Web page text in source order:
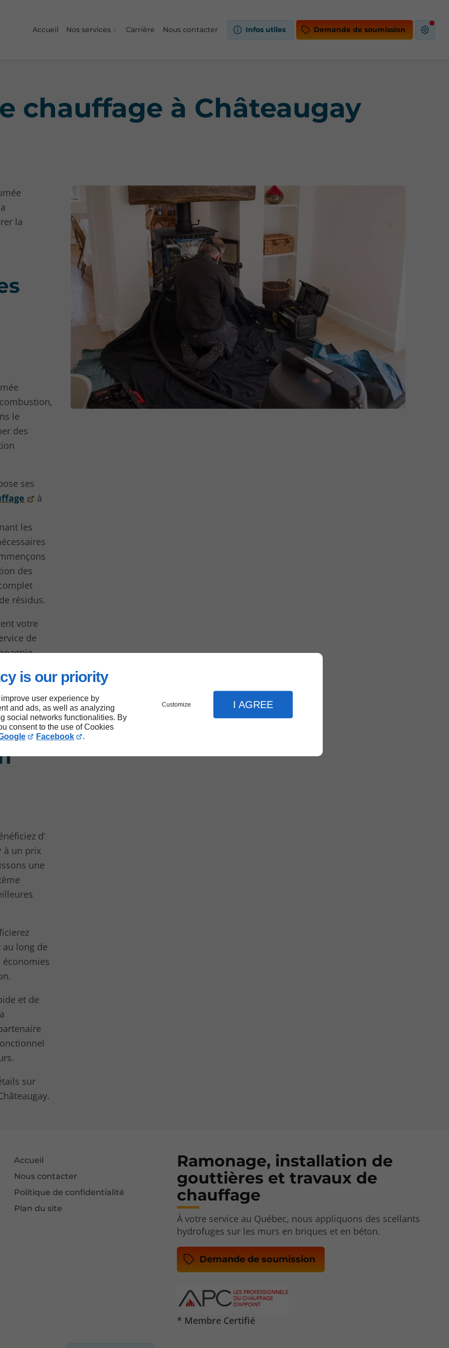
is our priority
user experience by
and ads, as well as analyzing
social networks functionalities. By
consent to the use of Cookies
Facebook .
Customize I AGREE
Accueil Nos services Carrière Nous contacter Infos utiles Demande de soumission
chauffage à Châteaugay
la
le
des
ses
à
les
des
résidus.
votre
de
de
d’
à un prix
une
long de
économies
et de
sur
Accueil
Nous contacter
Politique de confidentialité
Plan du site
Ramonage, installation de
gouttières et travaux de
chauffage
À votre service au Québec, nous appliquons des scellants
hydrofuges sur les murs en briques et en béton.
Demande de soumission
* Membre Certifié